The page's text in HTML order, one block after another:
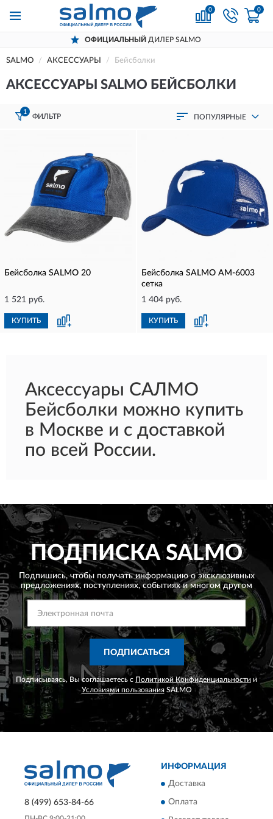
0 0
ОФИЦИАЛЬНЫЙ ДИЛЕР SALMO
SALMO АКСЕССУАРЫ Бейсболки
АКСЕССУАРЫ SALMO БЕЙСБОЛКИ
1
ФИЛЬТР ПОПУЛЯРНЫЕ
Бейсболка SALMO 20
1 521 руб.
КУПИТЬ
Бейсболка SALMO AM-6003
сетка
1 404 руб.
КУПИТЬ
Аксессуары САЛМО
Бейсболки можно купить
в Москве и с доставкой
по всей России.
ПОДПИСКАSALMO
Подпишись, чтобы получать информацию о эксклюзивных
предложениях, поступлениях, событиях и многом другом
ПОДПИСАТЬСЯ
Подписываясь, Вы соглашаетесь с Политикой Конфиденциальности и
Условиями пользованияSALMO
8 (499) 653-84-66
ИНФОРМАЦИЯ
Доставка
Оплата